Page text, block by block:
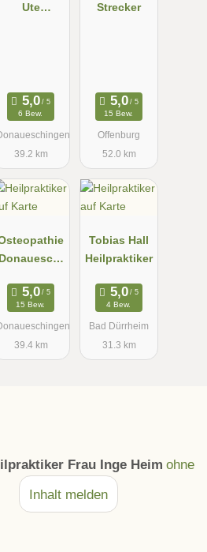
Ute
6 Bew.
39.2 km
Strecker
15 Bew.
Offenburg
52.0 km
Donaueschi
15 Bew.
39.4 km
Tobias Hall
Heilpraktiker
4 Bew.
Bad Dürrheim
31.3 km
Frau Inge Heim ohne
Inhalt melden